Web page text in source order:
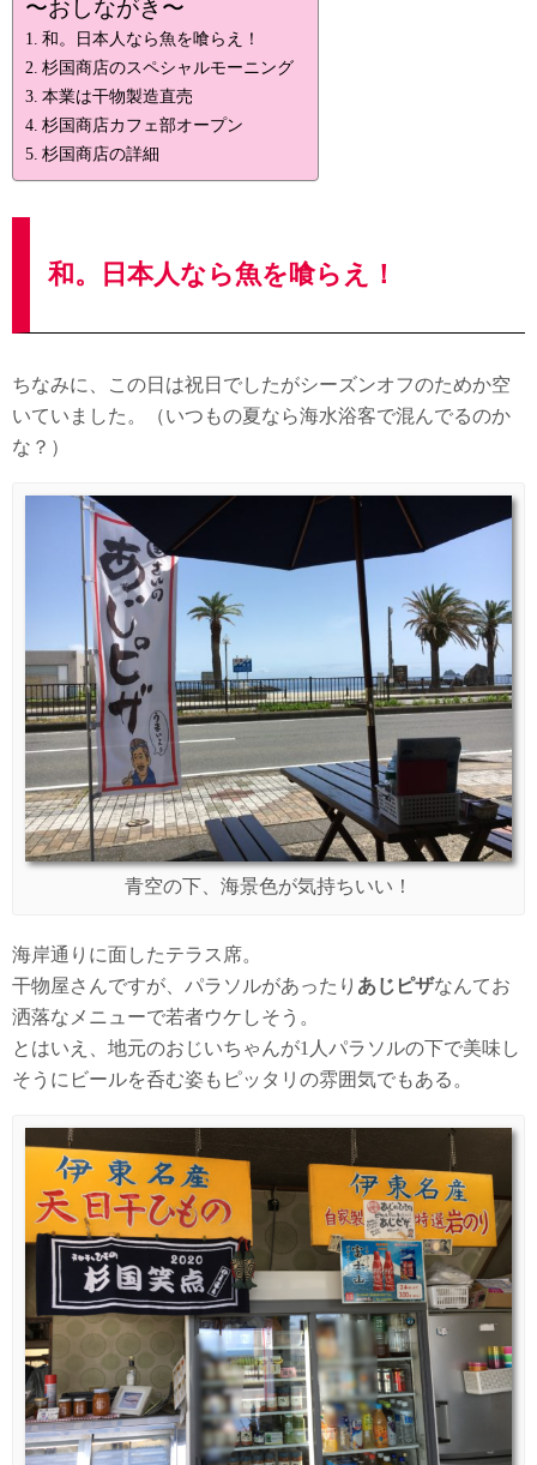
〜おしながき〜
和。日本人なら魚を喰らえ！
杉国商店のスペシャルモーニング
本業は干物製造直売
杉国商店カフェ部オープン
杉国商店の詳細
和。日本人なら魚を喰らえ！
ちなみに、この日は祝日でしたがシーズンオフのためか空
いていました。（いつもの夏なら海水浴客で混んでるのか
な？）
青空の下、海景色が気持ちいい！
海岸通りに面したテラス席。
干物屋さんですが、パラソルがあったり あじピザなんてお
洒落なメニューで若者ウケしそう。
とはいえ、地元のおじいちゃんが1人パラソルの下で美味し
そうにビールを呑む姿もピッタリの雰囲気でもある。